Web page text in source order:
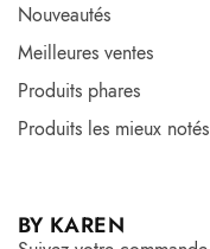
Nouveautés
Meilleures ventes
Produits phares
Produits les mieux notés
BY KAREN